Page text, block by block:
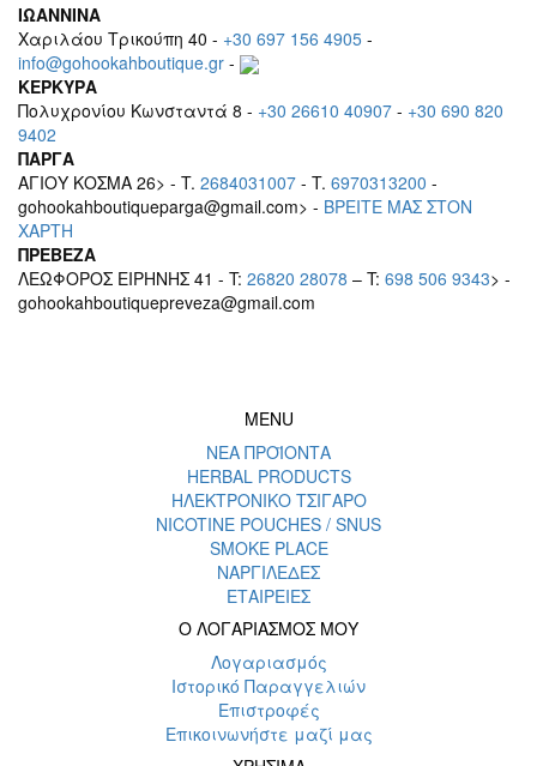
ΙΩΑΝΝΙΝΑ
Χαριλάου Τρικούπη 40 - +30 697 156 4905 -
info@gohookahboutique.gr -
ΚΕΡΚΥΡΑ
Πολυχρονίου Κωνσταντά 8 - +30 26610 40907 - +30 690 820
9402
ΠΑΡΓΑ
ΑΓΙΟΥ ΚΟΣΜΑ 26> - T. 2684031007 - T. 6970313200 -
gohookahboutiqueparga@gmail.com> - BΡEITE MAΣ ΣΤΟΝ
ΧΑΡΤΗ
ΠΡΕΒΕΖΑ
ΛΕΩΦΟΡΟΣ ΕΙΡΗΝΗΣ 41 - T: 26820 28078 – T: 698 506 9343> -
gohookahboutiquepreveza@gmail.com
MENU
ΝΕΑ ΠΡΟΪΟΝΤΑ
HERBAL PRODUCTS
ΗΛΕΚΤΡΟΝΙΚΟ ΤΣΙΓΑΡΟ
NICOTINE POUCHES / SNUS
SMOKE PLACE
ΝΑΡΓΙΛΕΔΕΣ
ΕΤΑΙΡΕΙΕΣ
Ο ΛΟΓΑΡΙΑΣΜΟΣ ΜΟΥ
Λογαριασμός
Ιστορικό Παραγγελιών
Επιστροφές
Επικοινωνήστε μαζί μας